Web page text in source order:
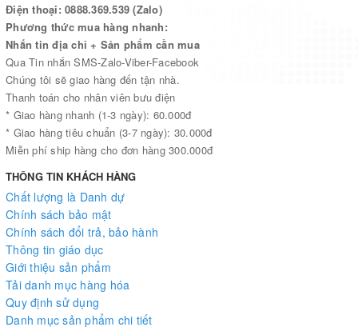
Điện thoại: 0888.369.539 (Zalo)
Phương thức mua hàng nhanh:
Nhắn tin địa chỉ + Sản phẩm cần mua
Qua Tin nhắn SMS-Zalo-Viber-Facebook
Chúng tôi sẽ giao hàng đến tận nhà.
Thanh toán cho nhân viên bưu điện
* Giao hàng nhanh (1-3 ngày): 60.000đ
* Giao hàng tiêu chuẩn (3-7 ngày): 30.000đ
Miễn phí ship hàng cho đơn hàng 300.000đ
THÔNG TIN KHÁCH HÀNG
Chất lượng là Danh dự
Chính sách bảo mật
Chính sách đổi trả, bảo hành
Thông tin giáo dục
Giới thiệu sản phẩm
Tải danh mục hàng hóa
Quy định sử dụng
Danh mục sản phẩm chi tiết